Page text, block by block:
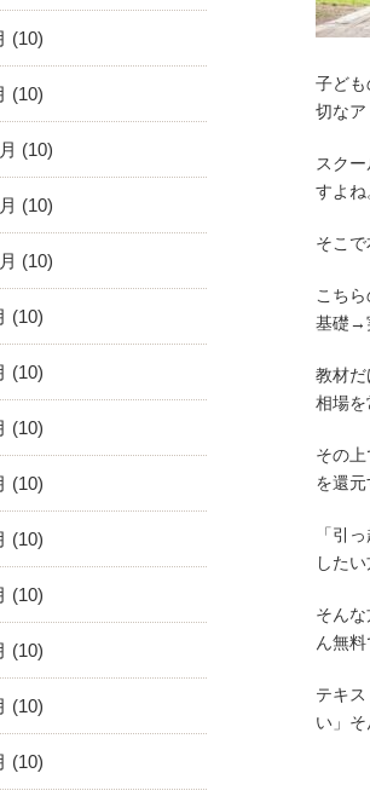
子ど
切なア
スク
すよね
そこ
こち
基礎→
教材
相場を
その
を還元
「引
した
そん
ん無
テキ
い」
(10)
(10)
(10)
(10)
(10)
(10)
(10)
(10)
(10)
(10)
(10)
(10)
(10)
(10)